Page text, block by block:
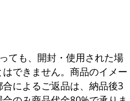
ても、開封・使用された場
できません。商品のイメー
によるご返品は、納品後3